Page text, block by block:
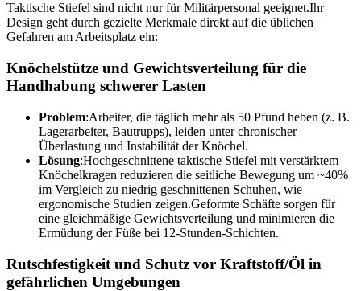
Taktische Stiefel sind nicht nur für Militärpersonal geeignet.Ihr
Design geht durch gezielte Merkmale direkt auf die üblichen
Gefahren am Arbeitsplatz ein:
Knöchelstütze und Gewichtsverteilung für die
Handhabung schwerer Lasten
Problem:Arbeiter, die täglich mehr als 50 Pfund heben (z. B.
Lagerarbeiter, Bautrupps), leiden unter chronischer
Überlastung und Instabilität der Knöchel.
Lösung:Hochgeschnittene taktische Stiefel mit verstärktem
Knöchelkragen reduzieren die seitliche Bewegung um ~40%
im Vergleich zu niedrig geschnittenen Schuhen, wie
ergonomische Studien zeigen.Geformte Schäfte sorgen für
eine gleichmäßige Gewichtsverteilung und minimieren die
Ermüdung der Füße bei 12-Stunden-Schichten.
Rutschfestigkeit und Schutz vor Kraftstoff/Öl in
gefährlichen Umgebungen